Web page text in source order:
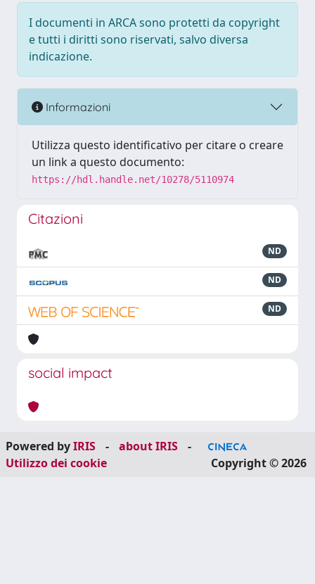
I documenti in ARCA sono protetti da copyright
e tutti i diritti sono riservati, salvo diversa
indicazione.
Informazioni
Utilizza questo identificativo per citare o creare
un link a questo documento:
https://hdl.handle.net/10278/5110974
Citazioni
ND
ND
ND
social impact
Powered byIRIS - about IRIS
-
Utilizzo dei cookie
Copyright © 2026